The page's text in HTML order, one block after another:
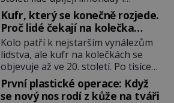
se stane? Inu, koktejl bude stále
skvělý, ale už to nebude
Manhattan ale […]
koktejly dutými stébly žita nebo
žitné slámy. Fungují sice dobře,
mají ale jednu nepříjemnou
vlastnost po chvíli se rozmáčejí a
nápoji dodávají travnatou příchuť.
Právě tahle drobná nepříjemnost
přivede amerického výrobce
cigaretových náustků k nápadu,
Kufr, který se konečně rozjede.
Proč lidé čekají na kolečka
téměř pět tisíc let?
Kolo patří k nejstarším vynálezům
lidstva, ale kufr na kolečkách se
objevuje až ve 20. století. Po tisíce
let lidé vláčejí těžká zavazadla v
rukou, na zádech nebo je nakládají
První plastické operace: Když
se nový nos rodí z kůže na tváři